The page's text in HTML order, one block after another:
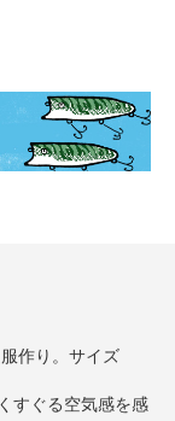
作り。サイズ
すぐる空気感を感